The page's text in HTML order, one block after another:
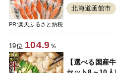
PR:楽天ふるさと納税
け ホイル焼き
当 しゃけ
北海道函館市
19位 104.9 ％
【選べる国産